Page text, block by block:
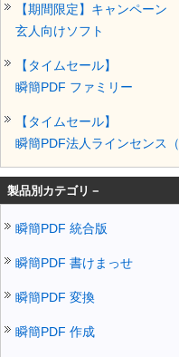
【期間限定】キャンペーン
玄人向けソフト
【タイムセール】
瞬簡PDF ファミリー
【タイムセール】
瞬簡PDF法人ラインセンス
製品別カテゴリ－
瞬簡PDF 統合版
瞬簡PDF 書けまっせ
瞬簡PDF 変換
瞬簡PDF 作成